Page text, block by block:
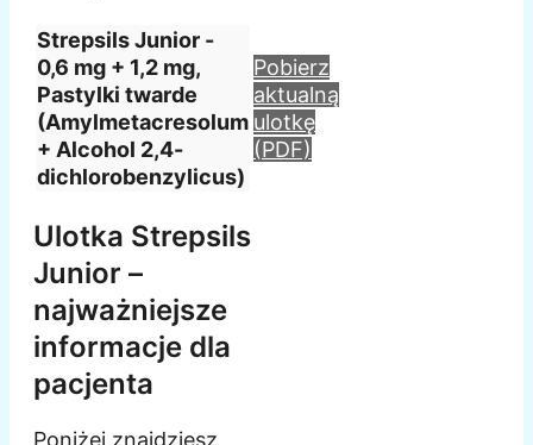
Strepsils Junior -
0,6 mg + 1,2 mg,
Pastylki twarde
(Amylmetacresolum
+ Alcohol 2,4-
dichlorobenzylicus)
Pobierz
aktualną
ulotkę
(PDF)
Ulotka Strepsils
Junior –
najważniejsze
informacje dla
pacjenta
Poniżej znajdziesz